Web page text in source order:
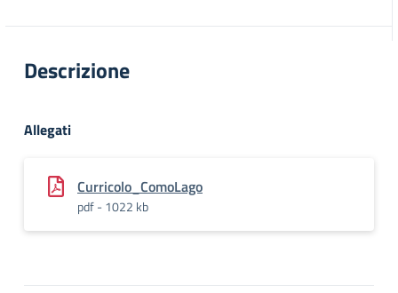
Descrizione
Allegati
Curricolo_ComoLago
pdf - 1022 kb